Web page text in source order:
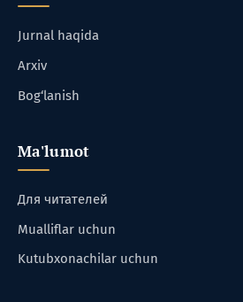
Jurnal haqida
Arxiv
Bog‘lanish
Ma'lumot
Для читателей
Mualliflar uchun
Kutubxonachilar uchun